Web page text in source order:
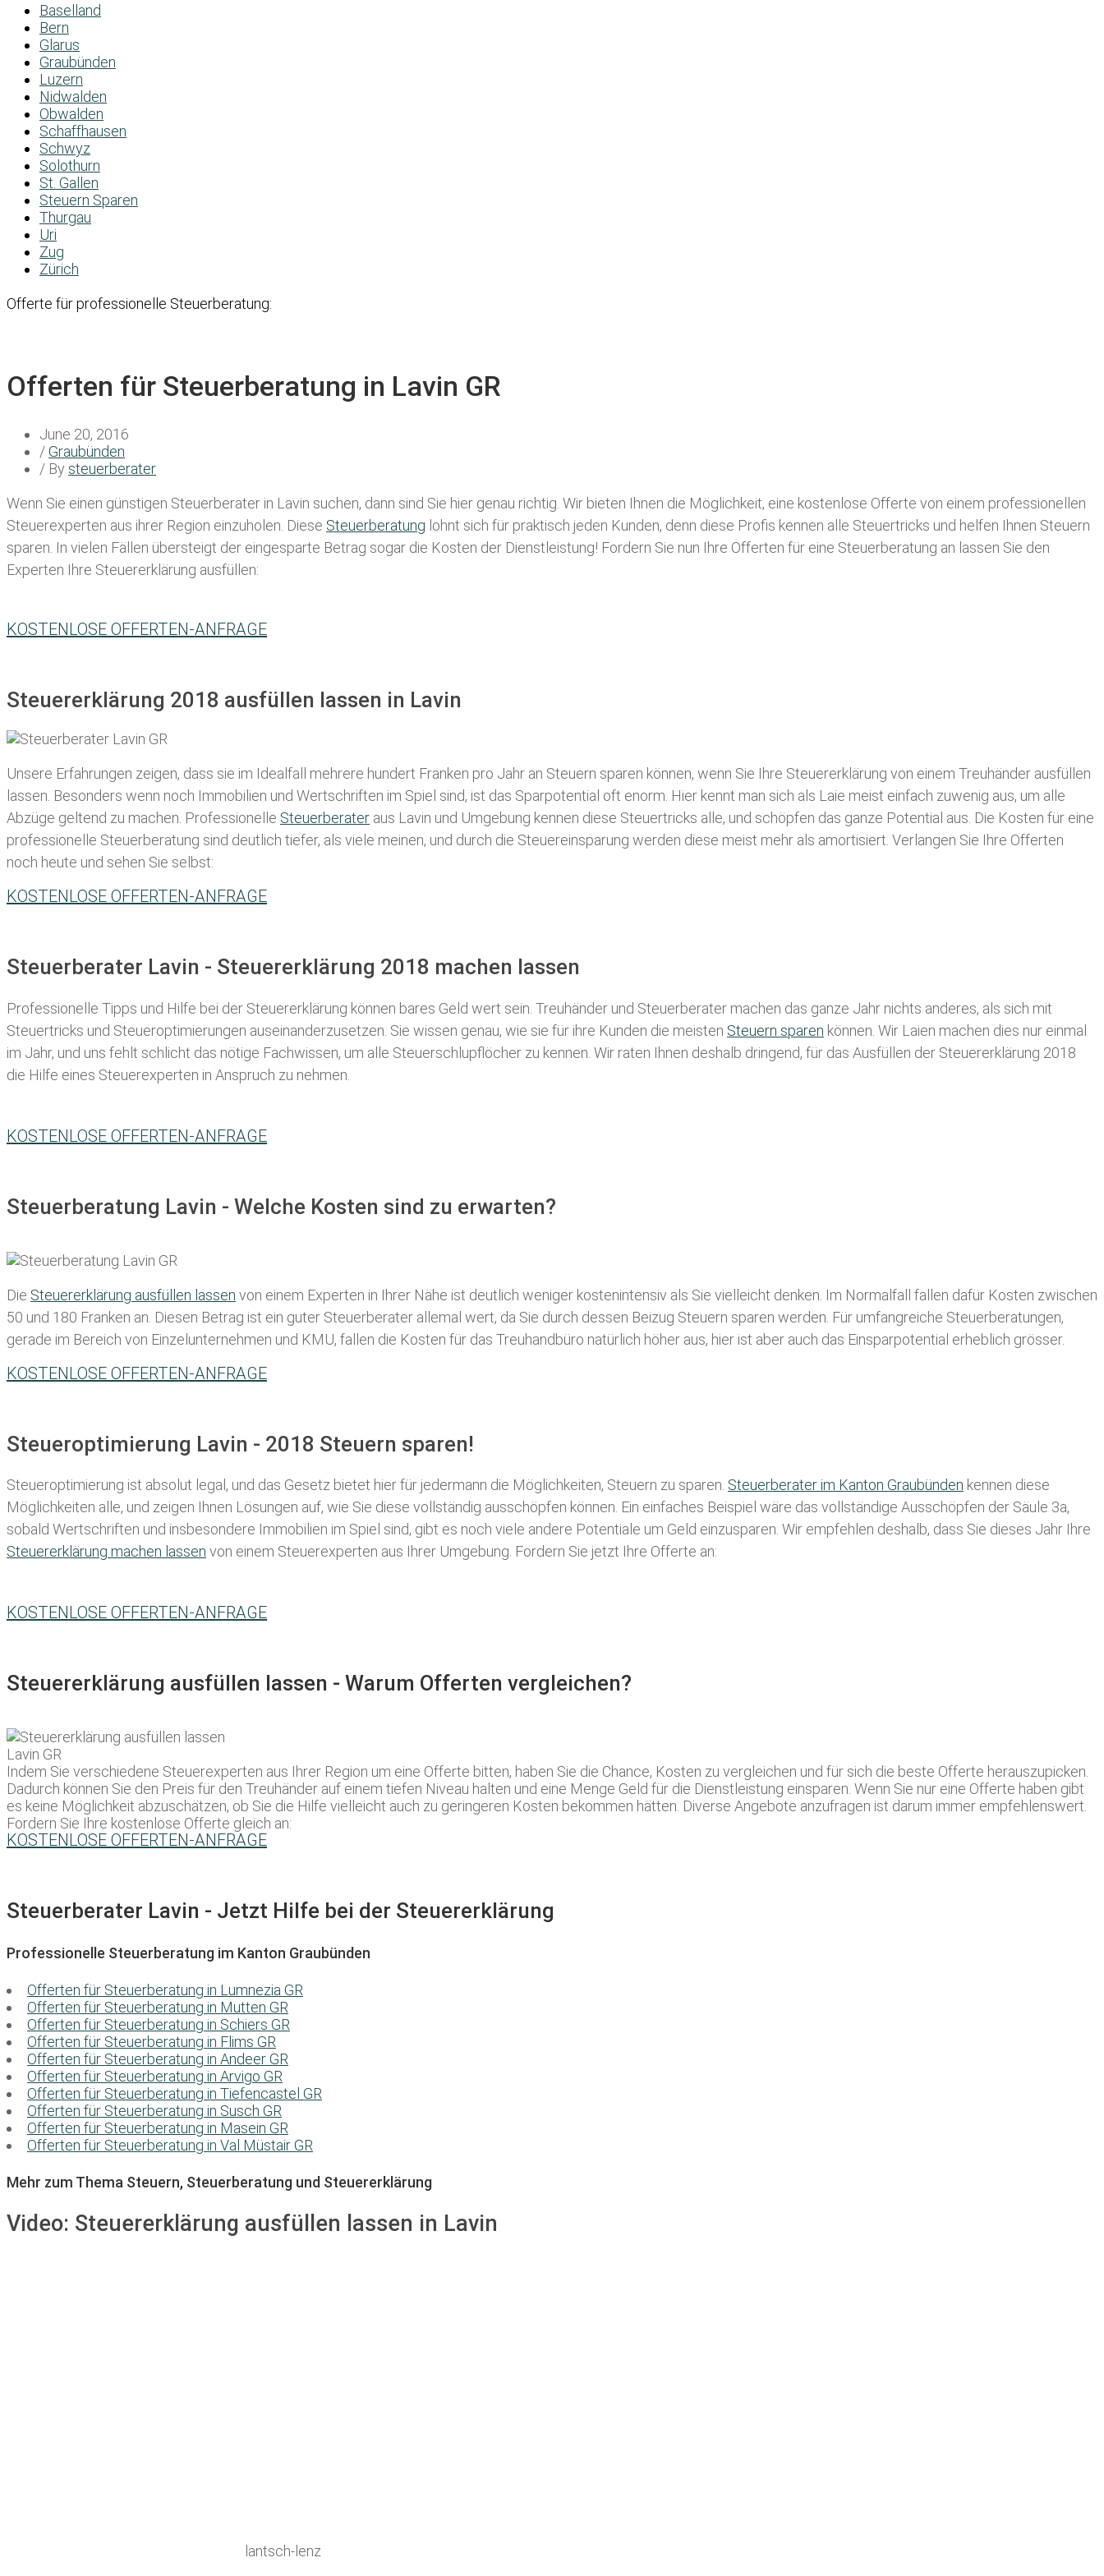
Baselland
Bern
Glarus
Graubünden
Luzern
Nidwalden
Obwalden
Schaffhausen
Schwyz
Solothurn
St. Gallen
Steuern Sparen
Thurgau
Uri
Zug
Zürich
Offerte für professionelle Steuerberatung:
Offerten für Steuerberatung in Lavin GR
June 20, 2016
/Graubünden
/ By steuerberater
Wenn Sie einen günstigen Steuerberater in Lavin suchen, dann sind Sie hier genau richtig. Wir bieten Ihnen die Möglichkeit, eine kostenlose Offerte von einem professionellen
Steuerexperten aus ihrer Region einzuholen. Diese Steuerberatung lohnt sich für praktisch jeden Kunden, denn diese Profis kennen alle Steuertricks und helfen Ihnen Steuern
sparen. In vielen Fällen übersteigt der eingesparte Betrag sogar die Kosten der Dienstleistung! Fordern Sie nun Ihre Offerten für eine Steuerberatung an lassen Sie den
Experten Ihre Steuererklärung ausfüllen:
KOSTENLOSE OFFERTEN-ANFRAGE
Steuererklärung 2018 ausfüllen lassen in Lavin
Unsere Erfahrungen zeigen, dass sie im Idealfall mehrere hundert Franken pro Jahr an Steuern sparen können, wenn Sie Ihre Steuererklärung von einem Treuhänder ausfüllen
lassen . Besonders wenn noch Immobilien und Wertschriften im Spiel sind, ist das Sparpotential oft enorm. Hier kennt man sich als Laie meist einfach zuwenig aus, um alle
Abzüge geltend zu machen. Professionelle Steuerberater aus Lavin und Umgebung kennen diese Steuertricks alle, und schöpfen das ganze Potential aus. Die Kosten für eine
professionelle Steuerberatung sind deutlich tiefer, als viele meinen, und durch die Steuereinsparung werden diese meist mehr als amortisiert. Verlangen Sie Ihre Offerten
noch heute und sehen Sie selbst:
KOSTENLOSE OFFERTEN-ANFRAGE
Steuerberater Lavin - Steuererklärung 2018 machen lassen
Professionelle Tipps und Hilfe bei der Steuererklärung können bares Geld wert sein. Treuhänder und Steuerberater machen das ganze Jahr nichts anderes, als sich mit
Steuertricks und Steueroptimierungen auseinanderzusetzen. Sie wissen genau, wie sie für ihre Kunden die meisten Steuern sparen können. Wir Laien machen dies nur einmal
im Jahr, und uns fehlt schlicht das nötige Fachwissen, um alle Steuerschlupflöcher zu kennen. Wir raten Ihnen deshalb dringend, für das Ausfüllen der Steuererklärung 2018
die Hilfe eines Steuerexperten in Anspruch zu nehmen.
KOSTENLOSE OFFERTEN-ANFRAGE
Steuerberatung Lavin - Welche Kosten sind zu erwarten?
Die Steuererklärung ausfüllen lassen von einem Experten in Ihrer Nähe ist deutlich weniger kostenintensiv als Sie vielleicht denken. Im Normalfall fallen dafür Kosten zwischen
50 und 180 Franken an. Diesen Betrag ist ein guter Steuerberater allemal wert, da Sie durch dessen Beizug Steuern sparen werden. Für umfangreiche Steuerberatungen,
gerade im Bereich von Einzelunternehmen und KMU, fallen die Kosten für das Treuhandbüro natürlich höher aus, hier ist aber auch das Einsparpotential erheblich grösser.
KOSTENLOSE OFFERTEN-ANFRAGE
Steueroptimierung Lavin - 2018 Steuern sparen!
Steueroptimierung ist absolut legal, und das Gesetz bietet hier für jedermann die Möglichkeiten, Steuern zu sparen. Steuerberater im K anton Graubünden kennen diese
Möglichkeiten alle, und zeigen Ihnen Lösungen auf, wie Sie diese vollständig ausschöpfen können. Ein einfaches Beispiel wäre das vollständige Ausschöpfen der Säule 3a,
sobald Wertschriften und insbesondere Immobilien im Spiel sind, gibt es noch viele andere Potentiale um Geld einzusparen. Wir empfehlen deshalb, dass Sie dieses Jahr Ihre
Steuererklärung machen lassen von einem Steuerexperten aus Ihrer Umgebung. Fordern Sie jetzt Ihre Offerte an:
KOSTENLOSE OFFERTEN-ANFRAGE
Steuererklärung ausfüllen lassen - Warum Offerten vergleichen?
Indem Sie verschiedene Steuerexperten aus Ihrer Region um eine Offerte bitten, haben Sie die Chance, Kosten zu vergleichen und für sich die beste Offerte herauszupicken.
Dadurch können Sie den Preis für den Treuhänder auf einem tiefen Niveau halten und eine Menge Geld für die Dienstleistung einsparen. Wenn Sie nur eine Offerte haben gibt
es keine Möglichkeit abzuschätzen, ob Sie die Hilfe vielleicht auch zu geringeren Kosten bekommen hätten. Diverse Angebote anzufragen ist darum immer empfehlenswert.
Fordern Sie Ihre kostenlose Offerte gleich an:
KOSTENLOSE OFFERTEN-ANFRAGE
Steuerberater Lavin - Jetzt Hilfe bei der Steuererklärung
Professionelle Steuerberatung im Kanton Graubünden
Offerten für Steuerberatung in Lumnezia GR
Offerten für Steuerberatung in Mutten GR
Offerten für Steuerberatung in Schiers GR
Offerten für Steuerberatung in Flims GR
Offerten für Steuerberatung in Andeer GR
Offerten für Steuerberatung in Arvigo GR
Offerten für Steuerberatung in Tiefencastel GR
Offerten für Steuerberatung in Susch GR
Offerten für Steuerberatung in Masein GR
Offerten für Steuerberatung in Val Müstair GR
Mehr zum Thema Steuern, Steuerberatung und Steuererklärung
Video: Steuererklärung ausfüllen lassen in Lavin
lantsch-lenz